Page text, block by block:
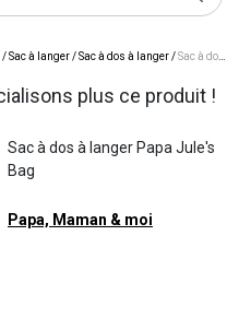
/Sac à langer/Sac à dos à langer/Sac à dos à langer Papa Jule's Bag
plus ce produit !
Sac à dos à langer Papa Jule's
Bag
Papa, Maman & moi